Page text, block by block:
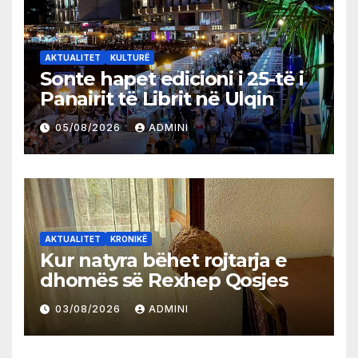
AKTUALITET KULTURË
Sonte hapet edicioni i 25-të i
Panairit të Librit në Ulqin
05/08/2026 ADMINI
AKTUALITET KRONIKË
Kur natyra bëhet rojtarja e
dhomës së Rexhep Qosjes
03/08/2026 ADMINI